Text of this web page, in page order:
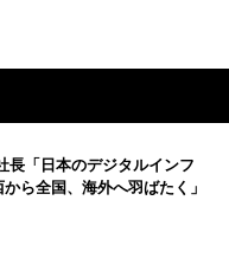
長「日本のデジタルインフ
ら全国、海外へ羽ばたく」